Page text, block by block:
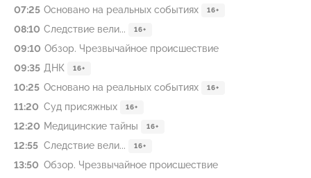
07:25 Основано на реальных событиях 16+
08:10 Следствие вели... 16+
09:10 Обзор. Чрезвычайное происшествие
09:35 ДНК 16+
10:25 Основано на реальных событиях 16+
11:20 Суд присяжных 16+
12:20 Медицинские тайны 16+
12:55 Следствие вели... 16+
13:50 Обзор. Чрезвычайное происшествие